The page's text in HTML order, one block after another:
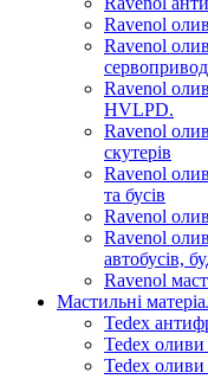
Ravenol
Ravenol
Ravenol
HVLPD.
Ravenol
скутерів
Ravenol
та бусів
Ravenol
Ravenol
автобусів,
Ravenol
Мастильні
Tedex
Tedex оливи
Tedex оливи